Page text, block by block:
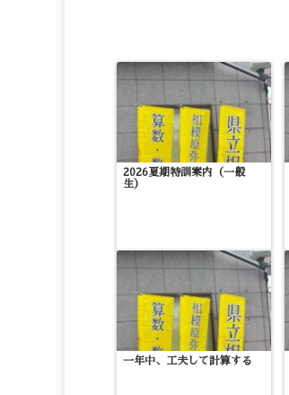
2026夏期特訓案内（一般
生）
一年中、工夫して計算する